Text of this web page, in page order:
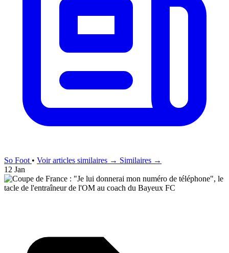
So Foot • Voir articles similaires → Similaires →
12 Jan